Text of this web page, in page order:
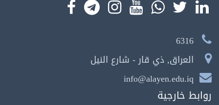
6316
العراق, ذي قار - شارع النيل
info@alayen.edu.iq
روابط خارجية